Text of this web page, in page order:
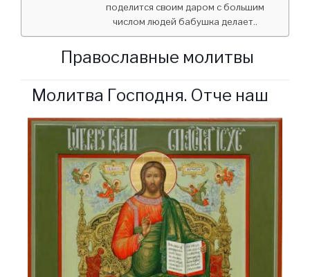
поделится своим даром с большим
числом людей бабушка делает..
Православные молитвы
Молитва Господня. Отче наш